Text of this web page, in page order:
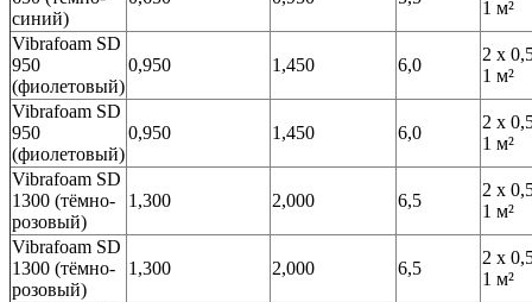
синий)
1 м²
Vibrafoam SD
950
(фиолетовый)
0,950 1,450 6,0
2 х
1 м²
Vibrafoam SD
950
(фиолетовый)
0,950 1,450 6,0
2 х
1 м²
Vibrafoam SD
1300 (тёмно-
розовый)
1,300 2,000 6,5
2 х
1 м²
Vibrafoam SD
1300 (тёмно-
розовый)
1,300 2,000 6,5
2 х
1 м²